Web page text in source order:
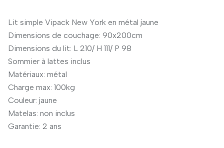
Lit simple Vipack New York en métal jaune
Dimensions de couchage: 90x200cm
Dimensions du lit: L 210/ H 111/ P 98
Sommier à lattes inclus
Matériaux: métal
Charge max: 100kg
Couleur: jaune
Matelas: non inclus
Garantie: 2 ans